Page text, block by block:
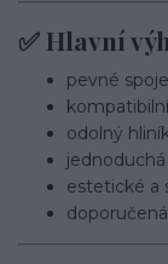
✅ Hlavní
pevné
odolný
estetické a